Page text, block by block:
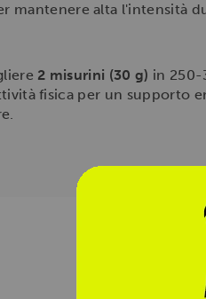
mantenere alta l'intensità
2 misurini (30 g) in 250-
fisica per un supporto